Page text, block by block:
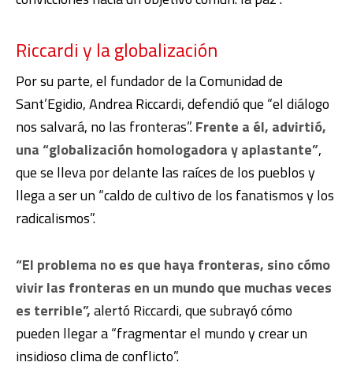
Riccardi y la globalización
Por su parte, el fundador de la Comunidad de
Sant’Egidio, Andrea Riccardi, defendió que “el diálogo
nos salvará, no las fronteras”.Frente a él, advirtió,
una “globalización homologadora y aplastante”,
que se lleva por delante las raíces de los pueblos y
llega a ser un “caldo de cultivo de los fanatismos y los
radicalismos”.
“El problema no es que haya fronteras, sino cómo
vivir las fronteras en un mundo que muchas veces
es terrible”,alertó Riccardi, que subrayó cómo
pueden llegar a “fragmentar el mundo y crear un
insidioso clima de conflicto”.